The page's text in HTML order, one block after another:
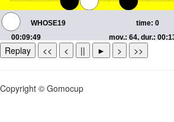
Replay << < || ► > >>
Copyright © Gomocup